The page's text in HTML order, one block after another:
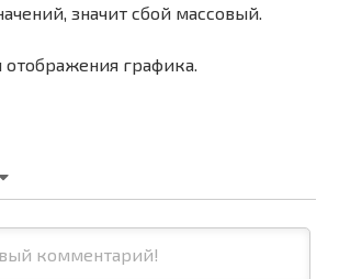
значит сбой массовый.
графика.